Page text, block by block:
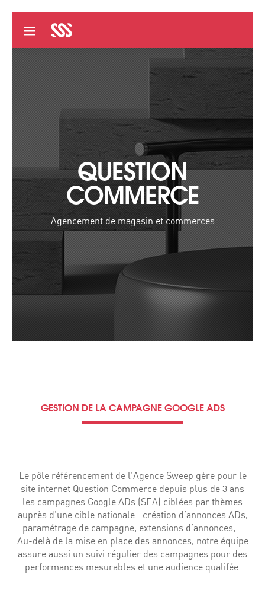
QUESTION
COMMERCE
Agencement de magasin et commerces
GESTION DE LA CAMPAGNE GOOGLE ADS
Le pôle référencement de l’Agence Sweep gère pour le
site internet Question Commerce depuis plus de 3 ans
les campagnes Google ADs (SEA) ciblées par thèmes
auprès d’une cible nationale : création d’annonces ADs,
paramétrage de campagne, extensions d’annonces,…
Au-delà de la mise en place des annonces, notre équipe
assure aussi un suivi régulier des campagnes pour des
performances mesurables et une audience qualifée.